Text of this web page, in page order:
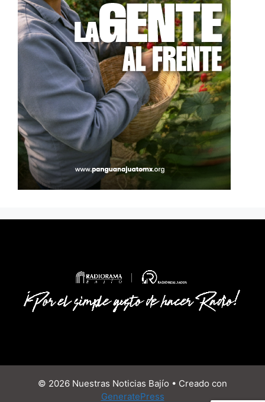
© 2026 Nuestras Noticias Bajío • Creado con
GeneratePress